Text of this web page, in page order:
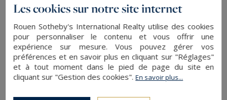
vaste séjour de 48 m2 avec cuisine ouverte, trois
chambres, une salle de bains et un cellier.
Terrasse exposée sud-ouest.
Un garage fermé complète le bien.
Les cookies sur notre site internet
Rouen Sotheby's International Realty utilise des cookies
pour personnaliser le contenu et vous offrir une
expérience sur mesure. Vous pouvez gérer vos
préférences et en savoir plus en cliquant sur "Réglages"
et à tout moment dans le pied de page du site en
cliquant sur "Gestion des cookies".En savoir plus...